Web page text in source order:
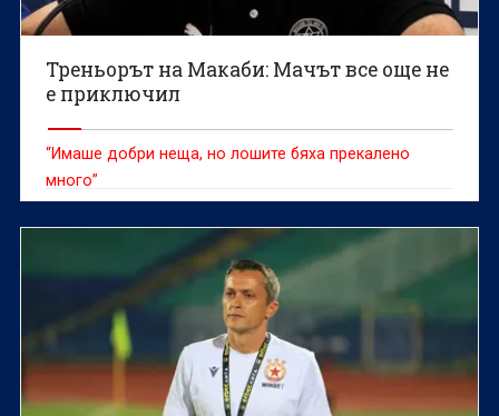
Треньорът на Макаби: Мачът все още не
е приключил
“Имаше добри неща, но лошите бяха прекалено
много”